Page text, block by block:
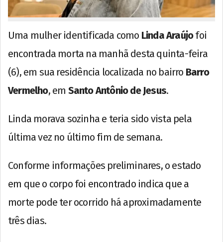
Uma mulher identificada como Linda Araújofoi
encontrada morta na manhã desta quinta-feira
(6), em sua residência localizada no bairro Barro
Vermelho, em Santo Antônio de Jesus.
Linda morava sozinha e teria sido vista pela
última vez no último fim de semana.
Conforme informações preliminares, o estado
em que o corpo foi encontrado indica que a
morte pode ter ocorrido há aproximadamente
três dias.